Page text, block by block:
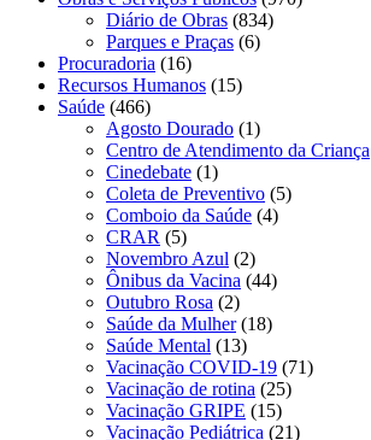
Diário de Obras (834)
Parques e Praças (6)
Procuradoria (16)
Recursos Humanos (15)
Saúde (466)
Agosto Dourado (1)
Centro de Atendimento da Criança
Cinedebate (1)
Coleta de Preventivo (5)
Comboio da Saúde (4)
CRAR (5)
Novembro Azul (2)
Ônibus da Vacina (44)
Outubro Rosa (2)
Saúde da Mulher(18)
Saúde Mental (13)
Vacinação COVID-19 (71)
Vacinação de rotina (25)
Vacinação GRIPE (15)
Vacinação Pediátrica (21)